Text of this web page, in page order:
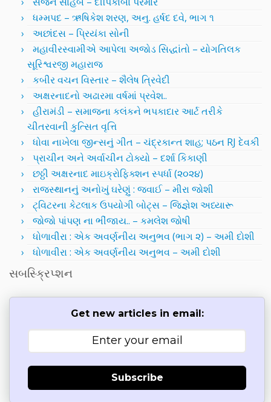
ધમ્મપદ – ઋષિકેશ શરણ, અનુ. હર્ષદ દવે, ભાગ ૧
અછાંદસ – પ્રિયંકા સોની
મહાવીરસ્વામીએ આપેલા અજોડ સિદ્ધાંતો – યોગતિલક
સૂરિશ્વરજી મહારાજ
કબીર વચન વિસ્તાર – શૈલેષ ત્રિવેદી
અક્ષરનાદનો અઢારમા વર્ષમાં પ્રવેશ..
હીરામંડી – સમાજના કલંકને ભપકાદાર આર્ટ તરીકે
ચીતરવાની કુત્સિત વૃત્તિ
ધોવા નાખેલા જીન્સનું ગીત – ચંદ્રકાન્ત શાહ; પઠન RJ દેવકી
પ્રાચીન અને અર્વાચીન ટોક્યો – દર્શા કિકાણી
છઠ્ઠી અક્ષરનાદ માઇક્રોફિક્શન સ્પર્ધા (૨૦૨૪)
રાજસ્થાનનું અનોખું ઘરેણું : જવાઈ – મીરા જોશી
ટ્વિટરના કેટલાક ઉપયોગી બોટ્સ – જિજ્ઞેશ અધ્યારૂ
જોજો પાંપણ ના ભીંજાય.. – કમલેશ જોષી
ધોળાવીરા : એક અવર્ણનીય અનુભવ (ભાગ ૨) – અમી દોશી
ધોળાવીરા : એક અવર્ણનીય અનુભવ – અમી દોશી
સબસ્ક્રિપ્શન
Get new articles in email:
Subscribe